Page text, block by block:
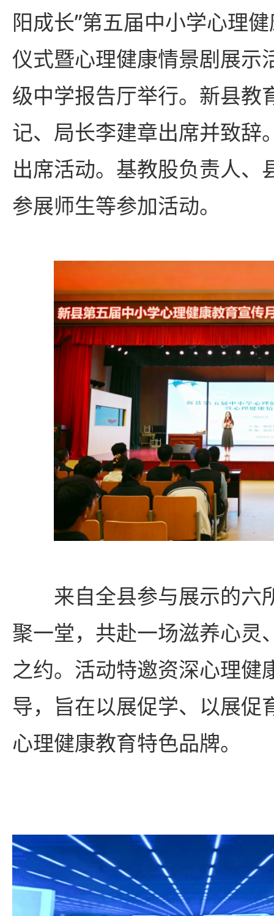
阳成长”第五届中小学心理
仪式暨心理健康情景剧展示
级中学报告厅举行。新县教
记、局长李建章出席并致辞
出席活动。基教股负责人、
参展师生等参加活动。
来自全县参与展示的六
聚一堂，共赴一场滋养心灵
之约。活动特邀资深心理健
导，旨在以展促学、以展促
心理健康教育特色品牌。